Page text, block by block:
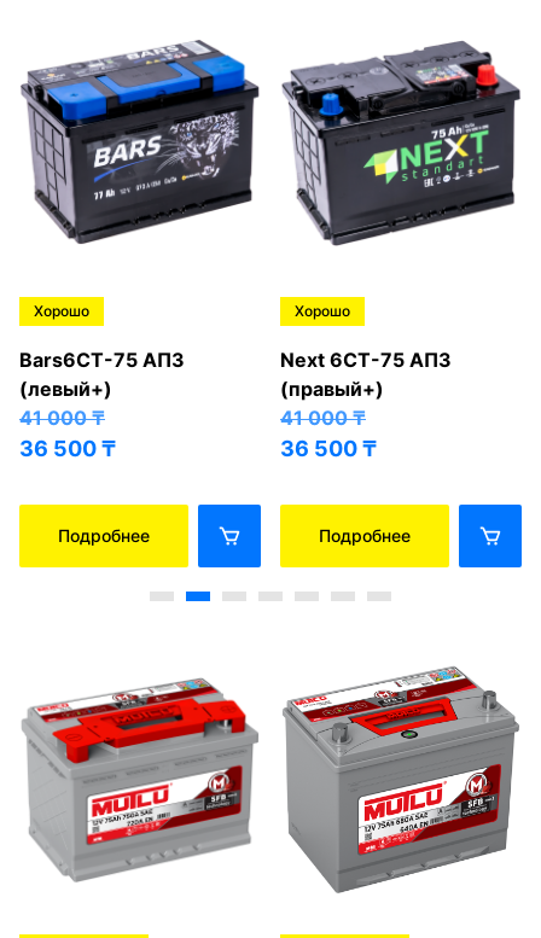
Хорошо
Bars6СТ-75 АПЗ
(левый+)
41 000₸
36 500₸
Подробнее
Хорошо
Next 6СТ-75 АПЗ
(правый+)
41 000₸
36 500₸
Подробнее